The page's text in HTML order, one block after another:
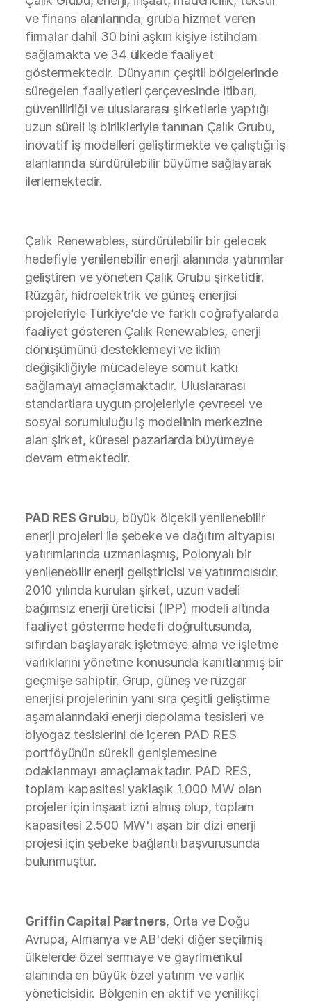
ve finans alanlarında, gruba hizmet veren
firmalar dahil 30 bini aşkın kişiye istihdam
sağlamakta ve 34 ülkede faaliyet
göstermektedir. Dünyanın çeşitli bölgelerinde
süregelen faaliyetleri çerçevesinde itibarı,
güvenilirliği ve uluslararası şirketlerle yaptığı
uzun süreli iş birlikleriyle tanınan Çalık Grubu,
inovatif iş modelleri geliştirmekte ve çalıştığı iş
alanlarında sürdürülebilir büyüme sağlayarak
ilerlemektedir.
Çalık Renewables, sürdürülebilir bir gelecek
hedefiyle yenilenebilir enerji alanında yatırımlar
geliştiren ve yöneten Çalık Grubu şirketidir.
Rüzgâr, hidroelektrik ve güneş enerjisi
projeleriyle Türkiye’de ve farklı coğrafyalarda
faaliyet gösteren Çalık Renewables, enerji
dönüşümünü desteklemeyi ve iklim
değişikliğiyle mücadeleye somut katkı
sağlamayı amaçlamaktadır. Uluslararası
standartlara uygun projeleriyle çevresel ve
sosyal sorumluluğu iş modelinin merkezine
alan şirket, küresel pazarlarda büyümeye
devam etmektedir.
PAD RES Grubu, büyük ölçekli yenilenebilir
enerji projeleri ile şebeke ve dağıtım altyapısı
yatırımlarında uzmanlaşmış, Polonyalı bir
yenilenebilir enerji geliştiricisi ve yatırımcısıdır.
2010 yılında kurulan şirket, uzun vadeli
bağımsız enerji üreticisi (IPP) modeli altında
faaliyet gösterme hedefi doğrultusunda,
sıfırdan başlayarak işletmeye alma ve işletme
varlıklarını yönetme konusunda kanıtlanmış bir
geçmişe sahiptir. Grup, güneş ve rüzgar
enerjisi projelerinin yanı sıra çeşitli geliştirme
aşamalarındaki enerji depolama tesisleri ve
biyogaz tesislerini de içeren PAD RES
portföyünün sürekli genişlemesine
odaklanmayı amaçlamaktadır. PAD RES,
toplam kapasitesi yaklaşık 1.000 MW olan
projeler için inşaat izni almış olup, toplam
kapasitesi 2.500 MW'ı aşan bir dizi enerji
projesi için şebeke bağlantı başvurusunda
bulunmuştur.
Griffin Capital Partners, Orta ve Doğu
Avrupa, Almanya ve AB'deki diğer seçilmiş
ülkelerde özel sermaye ve gayrimenkul
alanında en büyük özel yatırım ve varlık
yöneticisidir. Bölgenin en aktif ve yenilikçi